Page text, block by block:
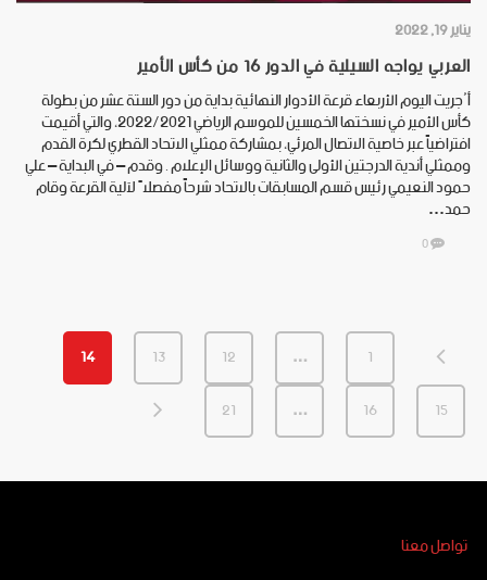
يناير 19, 2022
العربي يواجه السيلية في الدور 16 من كأس الأمير
أُجريت اليوم الأربعاء قرعة الأدوار النهائية بداية من دور الستة عشر من بطولة
كأس الأمير في نسختها الخمسين للموسم الرياضي 2022/2021، والتي أقيمت
افتراضياً عبر خاصية الاتصال المرئي، بمشاركة ممثلي الاتحاد القطري لكرة القدم
وممثلي أندية الدرجتين الأولى والثانية ووسائل الإعلام . وقدم – في البداية – علي
حمود النعيمي رئيس قسم المسابقات بالاتحاد شرحاً مفصلاً لآلية القرعة وقام
حمد…
0
1
…
12
13
14
15
16
…
21
تواصل معنا